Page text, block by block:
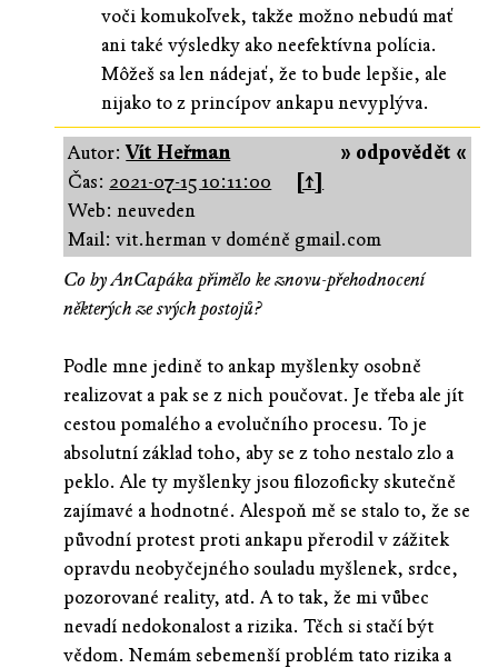
voči komukoľvek, takže možno nebudú mať
ani také výsledky ako neefektívna polícia.
Môžeš sa len nádejať, že to bude lepšie, ale
nijako to z princípov ankapu nevyplýva.
» odpovědět «
Autor:Vít Heřman
Čas: 2021-07-15 10:11:00
[↑]
Web: neuveden
Mail: vit.herman v doméně gmail.com
Co by AnCapáka přimělo ke znovu-přehodnocení
některých ze svých postojů?
Podle mne jedině to ankap myšlenky osobně
realizovat a pak se z nich poučovat. Je třeba ale jít
cestou pomalého a evolučního procesu. To je
absolutní základ toho, aby se z toho nestalo zlo a
peklo. Ale ty myšlenky jsou filozoficky skutečně
zajímavé a hodnotné. Alespoň mě se stalo to, že se
původní protest proti ankapu přerodil v zážitek
opravdu neobyčejného souladu myšlenek, srdce,
pozorované reality, atd. A to tak, že mi vůbec
nevadí nedokonalost a rizika. Těch si stačí být
vědom. Nemám sebemenší problém tato rizika a